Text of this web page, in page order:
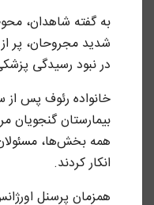
به گفته شاهدان،
شدید مجروحان، پر
در نبود رسیدگی
خانواده رئوف پس
بیمارستان گنجویان
همه بخش‌ها، مسئولان
انکار کردند.
همزمان پرسنل